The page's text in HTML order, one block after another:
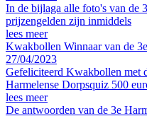
In de bijlaga alle foto's van de
prijzengelden zijn inmiddels
lees meer
Kwakbollen Winnaar van de
27/04/2023
Gefeliciteerd Kwakbollen met
Harmelense Dorpsquiz 500
lees meer
De antwoorden van de 3e